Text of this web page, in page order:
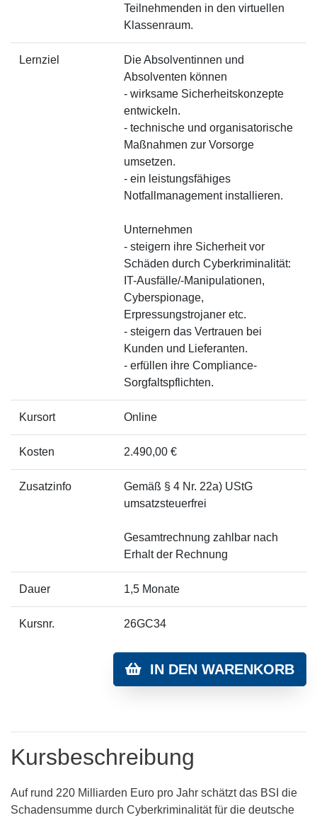
Teilnehmenden in den virtuellen
Klassenraum.
Lernziel
Die Absolventinnen und
Absolventen können
- wirksame Sicherheitskonzepte
entwickeln.
- technische und organisatorische
Maßnahmen zur Vorsorge
umsetzen.
- ein leistungsfähiges
Notfallmanagement installieren.
Unternehmen
- steigern ihre Sicherheit vor
Schäden durch Cyberkriminalität:
IT-Ausfälle/-Manipulationen,
Cyberspionage,
Erpressungstrojaner etc.
- steigern das Vertrauen bei
Kunden und Lieferanten.
- erfüllen ihre Compliance-
Sorgfaltspflichten.
Kursort Online
Kosten 2.490,00 €
Zusatzinfo
Gemäß § 4 Nr. 22a) UStG
umsatzsteuerfrei
Gesamtrechnung zahlbar nach
Erhalt der Rechnung
Dauer 1,5 Monate
Kursnr. 26GC34
IN DEN WARENKORB
Kursbeschreibung
Auf rund 220 Milliarden Euro pro Jahr schätzt das BSI die
Schadensumme durch Cyberkriminalität für die deutsche